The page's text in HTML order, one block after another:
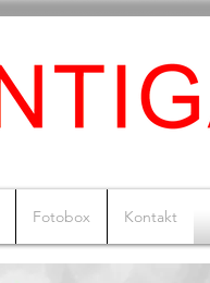
Fotobox Kontakt